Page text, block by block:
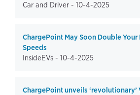
Car and Driver - 10-4-2025
ChargePoint May Soon Double
Speeds
InsideEVs - 10-4-2025
ChargePoint unveils ‘revolutionary’